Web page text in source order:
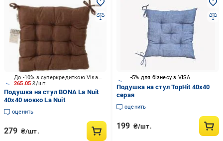
265.05₴/шт.
До -10% з суперкредиткою Visa Вигода
Подушка на стул BONA La Nuit
40х40 мокко La Nuit
оценить
279 ₴/шт.
-5% для бізнесу з VISA
Подушка на стул TopHit 40х40
серая
оценить
199 ₴/шт.